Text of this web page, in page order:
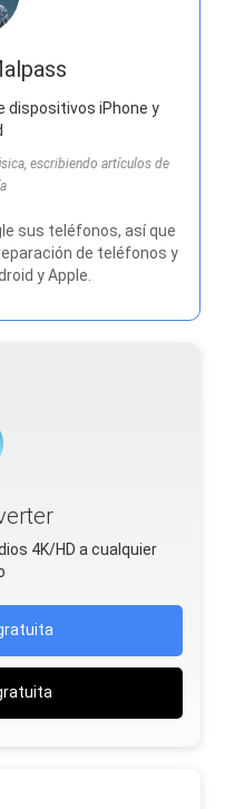
dispositivos iPhone y
escribiendo artículos de
sus teléfonos, así que
de teléfonos y
y Apple.
4K/HD a cualquier